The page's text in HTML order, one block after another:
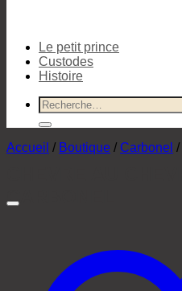
Le petit prince
Custodes
Histoire
Recherche
pour :
Accueil / Boutique / Carbonel /
CARBONEL